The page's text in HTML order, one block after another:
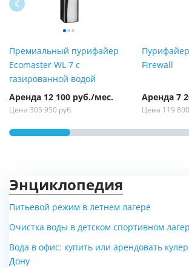
Премиальный пурифайер
Ecomaster WL 7 с
газированной водой
Аренда 12 100 руб./мес.
Цена 305 950 руб.
Firewall
Аренда 7
Цена 119
Энциклопедия
Питьевой режим в летнем лагере
Очистка воды в детском спортивном
Вода в офис: купить или арендовать
Дону